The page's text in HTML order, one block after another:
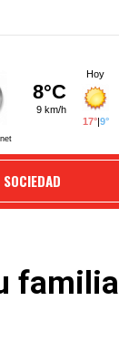
SOCIEDAD
familia